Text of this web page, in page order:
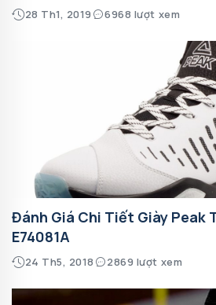
28 Th1, 2019 6968 lượt xem
Đánh Giá Chi Tiết Giày Peak
E74081A
24 Th5, 2018 2869 lượt xem